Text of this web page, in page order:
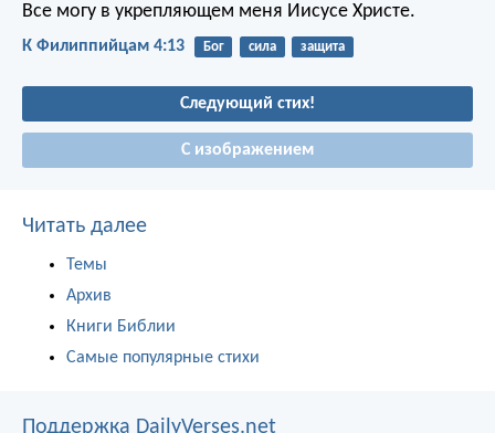
Все могу в укрепляющем меня Иисусе Христе.
К Филиппийцам 4:13 Бог сила защита
Следующий стих!
С изображением
Читать далее
Темы
Архив
Книги Библии
Самые популярные стихи
Поддержка DailyVerses.net